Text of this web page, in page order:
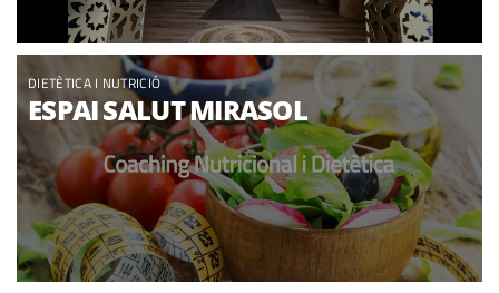
DIETÈTICA I NUTRICIÓ
ESPAI SALUT MIRASOL